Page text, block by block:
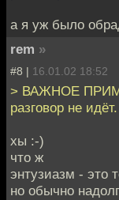
а я уж было
rem »
#8 | 16.01.02 18:52
> ВАЖНОЕ
разговор не идёт.
хы :-)
что ж
энтузиазм - это
но обычно